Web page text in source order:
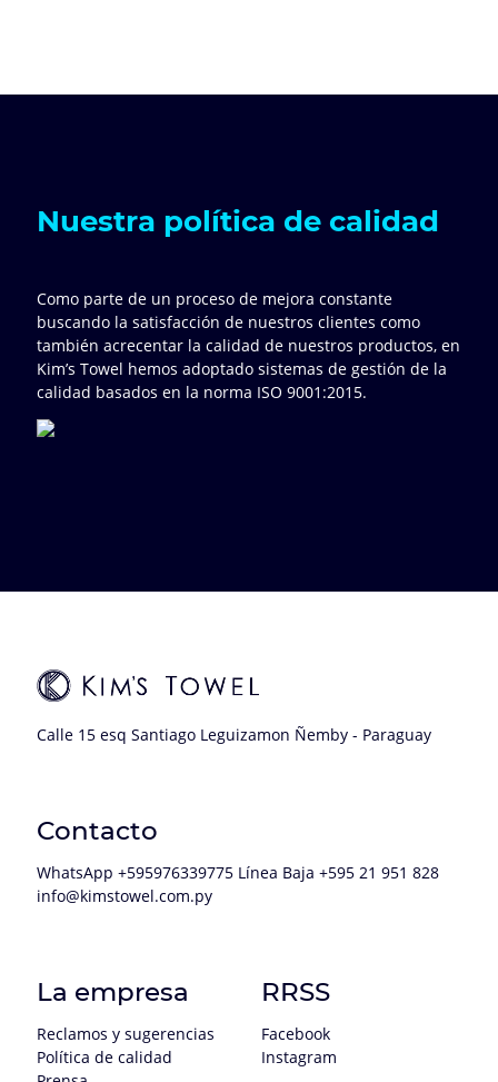
Nuestra política de calidad
Como parte de un proceso de mejora constante
buscando la satisfacción de nuestros clientes como
también acrecentar la calidad de nuestros productos, en
Kim’s Towel hemos adoptado sistemas de gestión de la
calidad basados en la norma ISO 9001:2015.
Calle 15 esq Santiago Leguizamon Ñemby - Paraguay
Contacto
WhatsApp +595976339775 Línea Baja +595 21 951 828
info@kimstowel.com.py
La empresa
Reclamos y sugerencias
Política de calidad
RRSS
Facebook
Instagram